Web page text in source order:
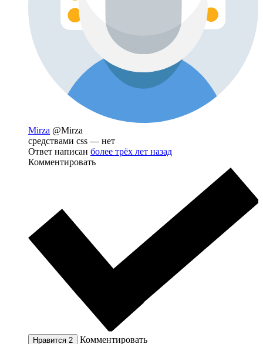
Mirza @Mirza
средствами css — нет
Ответ написан более трёх лет назад
Комментировать
Нравится 2 Комментировать